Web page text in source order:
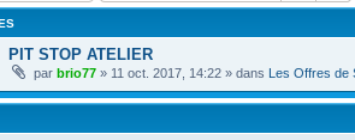
PIT STOP ATELIER
par brio77 » 11 oct. 2017, 14:22 » dans Les Offres de